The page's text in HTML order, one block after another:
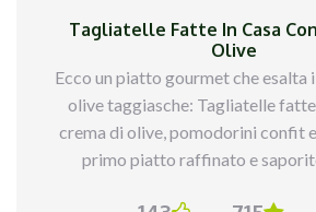
Tagliatelle Fatte In Casa
Olive
Ecco un piatto gourmet che esalta
olive taggiasche: Tagliatelle fatte
crema di olive, pomodorini confit
primo piatto raffinato e